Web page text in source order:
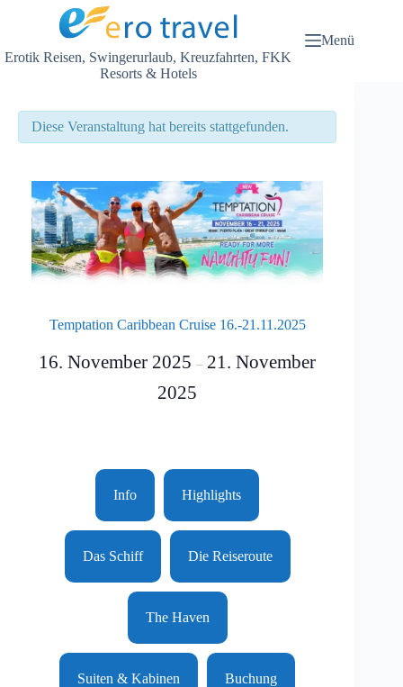
Erotik Reisen, Swingerurlaub, Kreuzfahrten, FKK
Resorts & Hotels
Menü
Diese Veranstaltung hat bereits stattgefunden.
Temptation Caribbean Cruise 16.-21.11.2025
16. November 2025– 21. November
2025
Info Highlights
Das Schiff Die Reiseroute
The Haven
Suiten & Kabinen Buchung